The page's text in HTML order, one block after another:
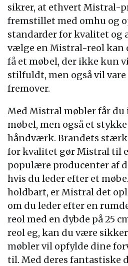
sikrer, at ethvert Mistral-
fremstillet med omhu og
standarder for kvalitet og
vælge en Mistral-reol kan
få et møbel, der ikke kun
stilfuldt, men også vil vare
fremover.
Med Mistral møbler får
møbel, men også et
håndværk. Brandets
for kvalitet gør Mistral til
populære producenter af
hvis du leder efter et
holdbart, er Mistral det
om du leder efter en
reol med en dybde på 25
reol eg, kan du være
møbler vil opfylde dine
til. Med deres fantastiske